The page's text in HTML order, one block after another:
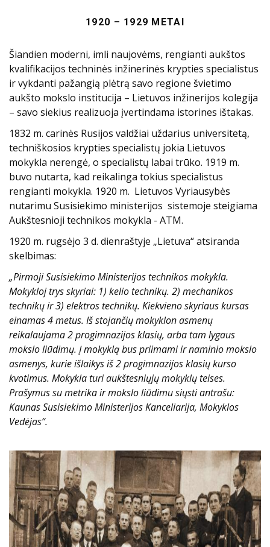
1920 – 1929 METAI
Šiandien moderni, imli naujovėms, rengianti aukštos
kvalifikacijos techninės inžinerinės krypties specialistus
ir vykdanti pažangią plėtrą savo regione švietimo
aukšto mokslo institucija – Lietuvos inžinerijos kolegija
– savo siekius realizuoja įvertindama istorines ištakas.
1832 m. carinės Rusijos valdžiai uždarius universitetą,
techniškosios krypties specialistų jokia Lietuvos
mokykla nerengė, o specialistų labai trūko. 1919 m.
buvo nutarta, kad reikalinga tokius specialistus
rengianti mokykla. 1920 m. Lietuvos Vyriausybės
nutarimu Susisiekimo ministerijos sistemoje steigiama
Aukštesnioji technikos mokykla - ATM.
1920 m. rugsėjo 3 d. dienraštyje „Lietuva“ atsiranda
skelbimas:
„Pirmoji Susisiekimo Ministerijos technikos mokykla.
Mokykloj trys skyriai: 1) kelio technikų. 2) mechanikos
technikų ir 3) elektros technikų. Kiekvieno skyriaus kursas
einamas 4 metus. Iš stojančių mokyklon asmenų
reikalaujama 2 progimnazijos klasių, arba tam lygaus
mokslo liūdimų. Į mokyklą bus priimami ir naminio mokslo
asmenys, kurie išlaikys iš 2 progimnazijos klasių kurso
kvotimus. Mokykla turi aukštesniųjų mokyklų teises.
Prašymus su metrika ir mokslo liūdimu siųsti antrašu:
Kaunas Susisiekimo Ministerijos Kanceliarija, Mokyklos
Vedėjas“.